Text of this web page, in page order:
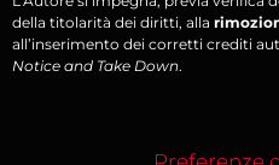
della titolarità dei diritti, alla
all’inserimento dei corretti crediti
Notice and Take Down.